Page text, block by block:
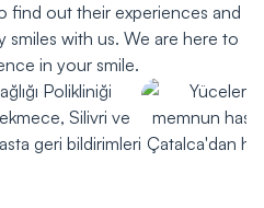
find out their experiences and
with us. We are here to
in your smile.